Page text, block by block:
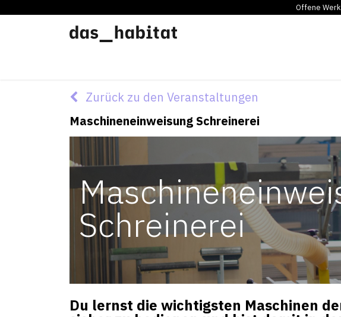
Offene
Zurück zu den Veranstaltungen
Maschineneinweisung Schreinerei
Schreinerei
Du lernst die wichtigsten Maschinen